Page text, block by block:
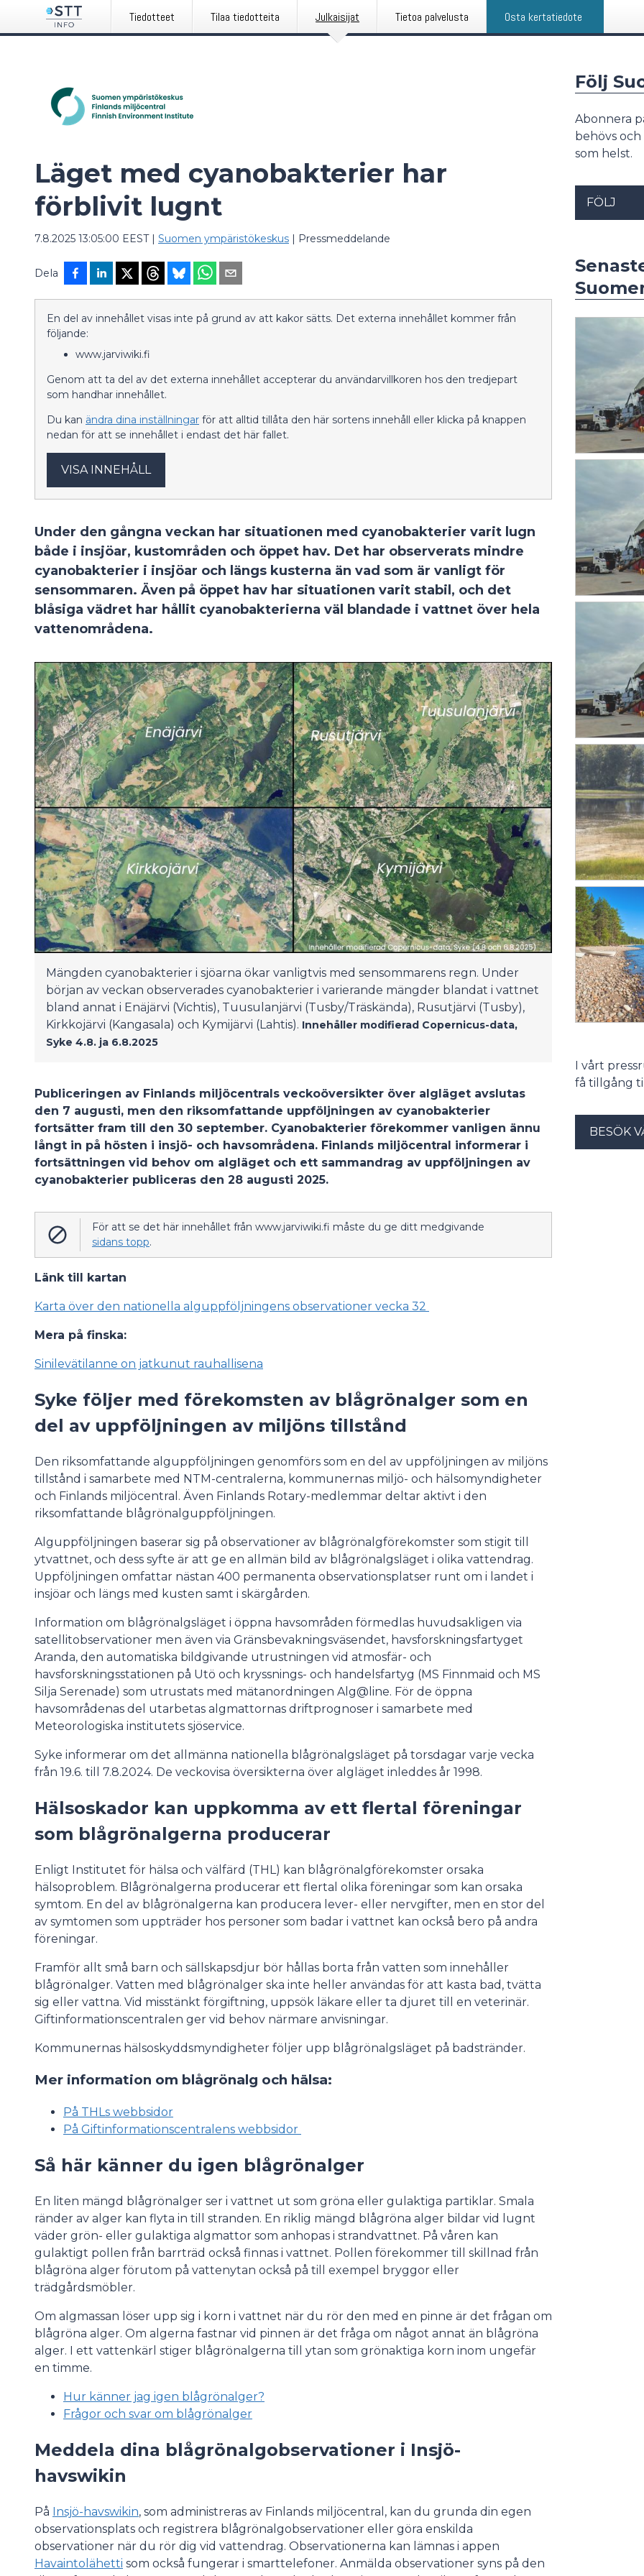
Tiedotteet Tilaa tiedotteita Julkaisijat Tietoa palvelusta Osta kertatiedote
Läget med cyanobakterier har
förblivit lugnt
7.8.2025 13:05:00 EEST| Suomen ympäristökeskus | Pressmeddelande
Dela
En del av innehållet visas inte på grund av att kakor sätts. Det externa innehållet kommer från
följande:
www.jarviwiki.fi
Genom att ta del av det externa innehållet accepterar du användarvillkoren hos den tredjepart
som handhar innehållet.
Du kan ändra dina inställningar för att alltid tillåta den här sortens innehåll eller klicka på knappen
nedan för att se innehållet i endast det här fallet.
VISA INNEHÅLL
Under den gångna veckan har situationen med cyanobakterier varit lugn
både i insjöar, kustområden och öppet hav. Det har observerats mindre
cyanobakterier i insjöar och längs kusterna än vad som är vanligt för
sensommaren. Även på öppet hav har situationen varit stabil, och det
blåsiga vädret har hållit cyanobakterierna väl blandade i vattnet över hela
vattenområdena.
Mängden cyanobakterier i sjöarna ökar vanligtvis med sensommarens regn. Under
början av veckan observerades cyanobakterier i varierande mängder blandat i vattnet
bland annat i Enäjärvi (Vichtis), Tuusulanjärvi (Tusby/Träskända), Rusutjärvi (Tusby),
Kirkkojärvi (Kangasala) och Kymijärvi (Lahtis). Innehåller modifierad Copernicus-data,
Syke 4.8. ja 6.8.2025
Publiceringen av Finlands miljöcentrals veckoöversikter över algläget avslutas
den 7 augusti, men den riksomfattande uppföljningen av cyanobakterier
fortsätter fram till den 30 september. Cyanobakterier förekommer vanligen ännu
långt in på hösten i insjö- och havsområdena. Finlands miljöcentral informerar i
fortsättningen vid behov om algläget och ett sammandrag av uppföljningen av
cyanobakterier publiceras den 28 augusti 2025.
För att se det här innehållet från www.jarviwiki.fi måste du ge ditt medgivande
sidans topp.
Länk till kartan
Karta över den nationella alguppföljningens observationer vecka 32
Mera på finska:
Sinilevätilanne on jatkunut rauhallisena
Syke följer med förekomsten av blågrönalger som en
del av uppföljningen av miljöns tillstånd
Den riksomfattande alguppföljningen genomförs som en del av uppföljningen av miljöns
tillstånd i samarbete med NTM-centralerna, kommunernas miljö- och hälsomyndigheter
och Finlands miljöcentral. Även Finlands Rotary-medlemmar deltar aktivt i den
riksomfattande blågrönalguppföljningen.
Alguppföljningen baserar sig på observationer av blågrönalgförekomster som stigit till
ytvattnet, och dess syfte är att ge en allmän bild av blågrönalgsläget i olika vattendrag.
Uppföljningen omfattar nästan 400 permanenta observationsplatser runt om i landet i
insjöar och längs med kusten samt i skärgården.
Information om blågrönalgsläget i öppna havsområden förmedlas huvudsakligen via
satellitobservationer men även via Gränsbevakningsväsendet, havsforskningsfartyget
Aranda, den automatiska bildgivande utrustningen vid atmosfär- och
havsforskningsstationen på Utö och kryssnings- och handelsfartyg (MS Finnmaid och MS
Silja Serenade) som utrustats med mätanordningen Alg@line. För de öppna
havsområdenas del utarbetas algmattornas driftprognoser i samarbete med
Meteorologiska institutets sjöservice.
Syke informerar om det allmänna nationella blågrönalgsläget på torsdagar varje vecka
från 19.6. till 7.8.2024. De veckovisa översikterna över algläget inleddes år 1998.
Hälsoskador kan uppkomma av ett flertal föreningar
som blågrönalgerna producerar
Enligt Institutet för hälsa och välfärd (THL) kan blågrönalgförekomster orsaka
hälsoproblem. Blågrönalgerna producerar ett flertal olika föreningar som kan orsaka
symtom. En del av blågrönalgerna kan producera lever- eller nervgifter, men en stor del
av symtomen som uppträder hos personer som badar i vattnet kan också bero på andra
föreningar.
Framför allt små barn och sällskapsdjur bör hållas borta från vatten som innehåller
blågrönalger. Vatten med blågrönalger ska inte heller användas för att kasta bad, tvätta
sig eller vattna. Vid misstänkt förgiftning, uppsök läkare eller ta djuret till en veterinär.
Giftinformationscentralen ger vid behov närmare anvisningar.
Kommunernas hälsoskyddsmyndigheter följer upp blågrönalgsläget på badstränder.
Mer information om blågrönalg och hälsa:
På THLs webbsidor
På Giftinformationscentralens webbsidor
Så här känner du igen blågrönalger
En liten mängd blågrönalger ser i vattnet ut som gröna eller gulaktiga partiklar. Smala
ränder av alger kan flyta in till stranden. En riklig mängd blågröna alger bildar vid lugnt
väder grön- eller gulaktiga algmattor som anhopas i strandvattnet. På våren kan
gulaktigt pollen från barrträd också finnas i vattnet. Pollen förekommer till skillnad från
blågröna alger förutom på vattenytan också på till exempel bryggor eller
trädgårdsmöbler.
Om algmassan löser upp sig i korn i vattnet när du rör den med en pinne är det frågan om
blågröna alger. Om algerna fastnar vid pinnen är det fråga om något annat än blågröna
alger. I ett vattenkärl stiger blågrönalgerna till ytan som grönaktiga korn inom ungefär
en timme.
Hur känner jag igen blågrönalger?
Frågor och svar om blågrönalger
Meddela dina blågrönalgobservationer i Insjö-
havswikin
På Insjö-havswikin, som administreras av Finlands miljöcentral, kan du grunda din egen
observationsplats och registrera blågrönalgobservationer eller göra enskilda
observationer när du rör dig vid vattendrag. Observationerna kan lämnas i appen
Havaintolähetti som också fungerar i smarttelefoner. Anmälda observationer syns på den
Följ
Abonnera
behövs
som helst.
FÖLJ
I vårt
få tillgång
BESÖK